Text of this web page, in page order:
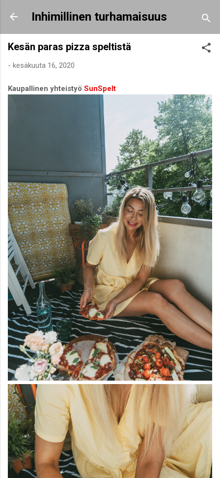
Siirry pääsisältöön
Inhimillinen turhamaisuus
Kesän paras pizza speltistä
- kesäkuuta 16, 2020
Kaupallinen yhteistyö SunSpelt